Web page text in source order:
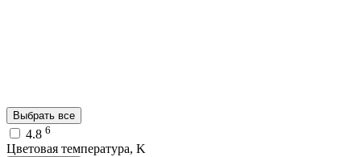
Выбрать все
4.8 6
Цветовая температура, K